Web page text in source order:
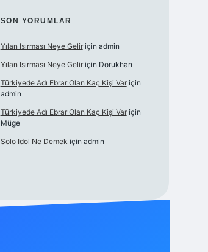
SON YORUMLAR
Yılan Isırması Neye Geliriçin admin
Yılan Isırması Neye Geliriçin Dorukhan
Türkiyede Adı Ebrar Olan Kaç Kişi Variçin
admin
Türkiyede Adı Ebrar Olan Kaç Kişi Variçin
Müge
Solo Idol Ne Demek için admin